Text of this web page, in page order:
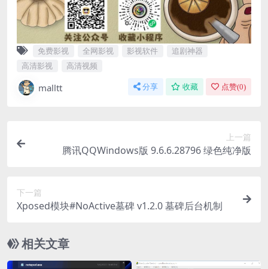
免费影视 全网影视 影视软件
追剧神器
高清影视
高清视频
malltt 分享 收藏 点赞(0)
上一篇
腾讯QQWindows版 9.6.6.28796 绿色纯净版
下一篇
Xposed模块#NoActive墓碑 v1.2.0 墓碑后台机制
相关文章